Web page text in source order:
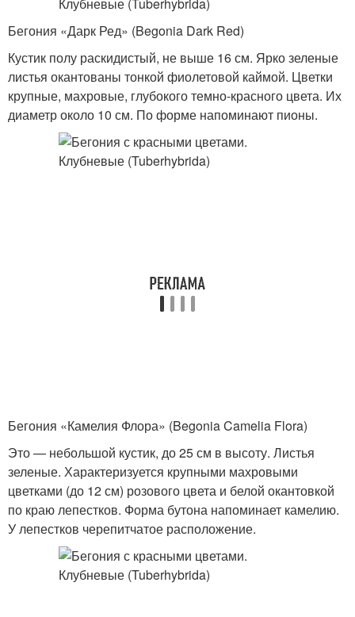
Бегония «Дарк Ред» (Begonia Dark Red)
Кустик полу раскидистый, не выше 16 см. Ярко зеленые
листья окантованы тонкой фиолетовой каймой. Цветки
крупные, махровые, глубокого темно-красного цвета. Их
диаметр около 10 см. По форме напоминают пионы.
Бегония «Камелия Флора» (Begonia Camelia Flora)
Это — небольшой кустик, до 25 см в высоту. Листья
зеленые. Характеризуется крупными махровыми
цветками (до 12 см) розового цвета и белой окантовкой
по краю лепестков. Форма бутона напоминает камелию.
У лепестков черепитчатое расположение.